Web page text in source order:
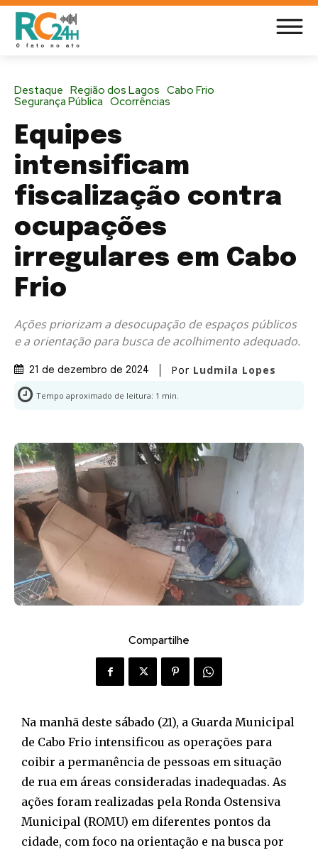
Destaque Região dos Lagos Cabo Frio
Segurança Pública Ocorrências
Equipes
intensificam
fiscalização contra
ocupações
irregulares em Cabo
Frio
Ações priorizam a desocupação de espaços públicos
e a orientação para busca de acolhimento adequado.
21 de dezembro de 2024 Por Ludmila Lopes
Tempo aproximado de leitura: 1 min.
Compartilhe
Na manhã deste sábado (21), a Guarda Municipal
de Cabo Frio intensificou as operações para
coibir a permanência de pessoas em situação
de rua em áreas consideradas inadequadas. As
ações foram realizadas pela Ronda Ostensiva
Municipal (ROMU) em diferentes pontos da
cidade, com foco na orientação e na busca por